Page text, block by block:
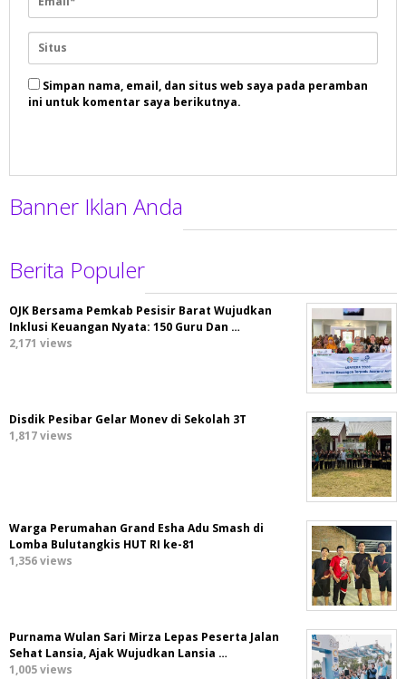
Simpan nama, email, dan situs web saya pada peramban
ini untuk komentar saya berikutnya.
Banner Iklan Anda
Berita Populer
OJK Bersama Pemkab Pesisir Barat Wujudkan
Inklusi Keuangan Nyata: 150 Guru Dan …
2,171 views
Disdik Pesibar Gelar Monev di Sekolah 3T
1,817 views
Warga Perumahan Grand Esha Adu Smash di
Lomba Bulutangkis HUT RI ke-81
1,356 views
Purnama Wulan Sari Mirza Lepas Peserta Jalan
Sehat Lansia, Ajak Wujudkan Lansia …
1,005 views